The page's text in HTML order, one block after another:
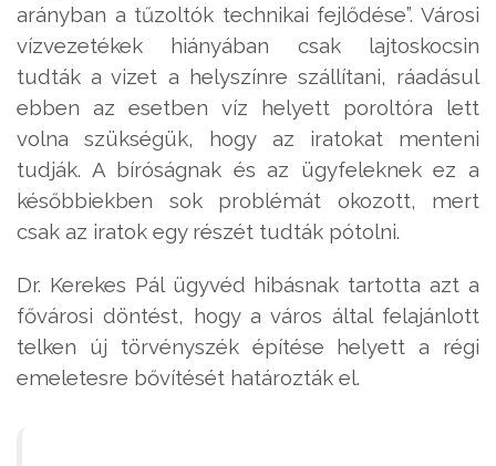
arányban a tűzoltók technikai fejlődése”. Városi
vízvezetékek hiányában csak lajtoskocsin
tudták a vizet a helyszínre szállítani, ráadásul
ebben az esetben víz helyett poroltóra lett
volna szükségük, hogy az iratokat menteni
tudják. A bíróságnak és az ügyfeleknek ez a
későbbiekben sok problémát okozott, mert
csak az iratok egy részét tudták pótolni.
Dr. Kerekes Pál ügyvéd hibásnak tartotta azt a
fővárosi döntést, hogy a város által felajánlott
telken új törvényszék építése helyett a régi
emeletesre bővítését határozták el.